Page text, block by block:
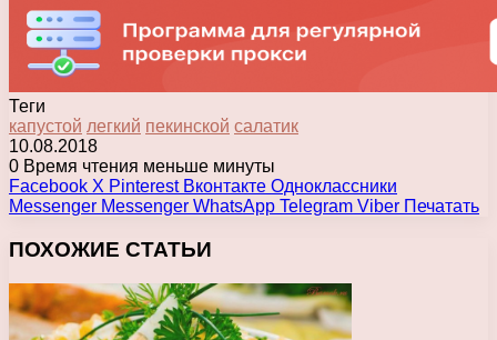
Теги
капустой легкий пекинской салатик
10.08.2018
0 Время чтения меньше минуты
Facebook X Pinterest Вконтакте Одноклассники
Messenger Messenger WhatsApp Telegram Viber Печатать
ПОХОЖИЕ СТАТЬИ